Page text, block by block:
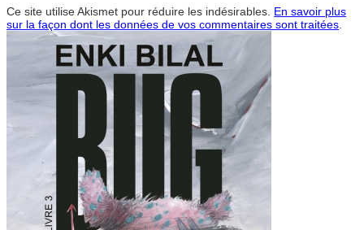
Ce site utilise Akismet pour réduire les indésirables. En savoir plus
sur la façon dont les données de vos commentaires sont traitées